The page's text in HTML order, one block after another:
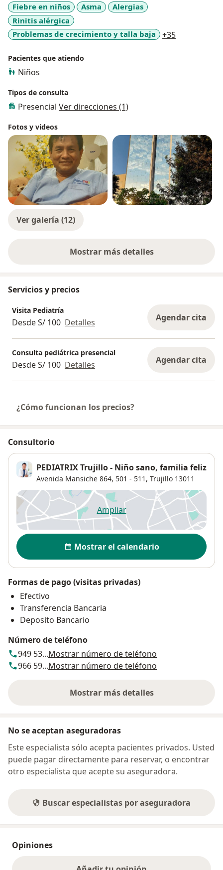
Formación y experiencia en los Hospitales de
Lima y Trujilo
Director de PEDIATRIX en Trujillo / Perú
Staff de la Clínica Peruano Americana
Fiebre en niños Asma
Alergias
Rinitis alérgica
Problemas de crecimiento y talla baja
+35
Pacientes que atiendo
Niños
Tipos de consulta
Presencial Ver direcciones (1)
Fotos y videos
Ver galería (12)
Mostrar más detalles
sobre la experiencia
Servicios y precios
Visita Pediatría
Desde S/ 100 Detalles Agendar cita
Consulta pediátrica presencial
Desde S/ 100 Detalles Agendar cita
¿Cómo funcionan los precios?
Consultorio
PEDIATRIX Trujillo - Niño sano, familia feliz
Avenida Mansiche 864, 501 - 511, Trujillo 13011
Ampliarse abre en una nueva
Disponibilidad
Mostrar el calendario
Formas de pago (visitas privadas)
Efectivo
Transferencia Bancaria
Deposito Bancario
Número de teléfono
949 53...Mostrar número de teléfono
966 59...Mostrar número de teléfono
Mostrar más detalles
sobre la dirección
No se aceptan aseguradoras
Este especialista sólo acepta pacientes privados. Usted
puede pagar directamente para reservar, o encontrar
otro especialista que acepte su aseguradora.
Buscar especialistas por aseguradora
Opiniones